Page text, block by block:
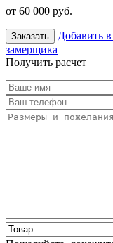
от 60 000 руб.
Заказать Добавить
замерщика
Получить расчет